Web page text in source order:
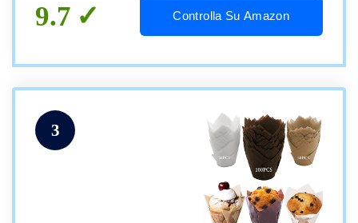
9.7 Controlla Su Amazon
3